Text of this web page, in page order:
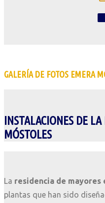
GALERÍA DE FOTOS EMERA
INSTALACIONES DE
MÓSTOLES
La residencia de mayores
plantas que han sido